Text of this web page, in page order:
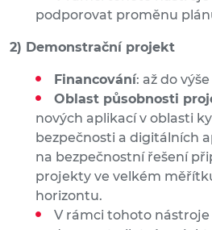
podporovat proměnu
2) Demonstrační projekt
Financování: až do výše
Oblast působnosti
nových aplikací v oblasti
bezpečnosti a digitálních
na bezpečnostní řešení
projekty ve velkém
horizontu.
V rámci tohoto